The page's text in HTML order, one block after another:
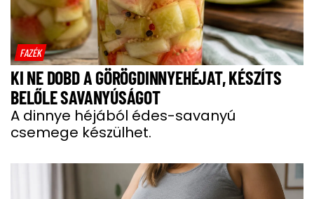
FAZÉK
KI NE DOBD A GÖRÖGDINNYEHÉJAT, KÉSZÍTS
BELŐLE SAVANYÚSÁGOT
A dinnye héjából édes-savanyú
csemege készülhet.